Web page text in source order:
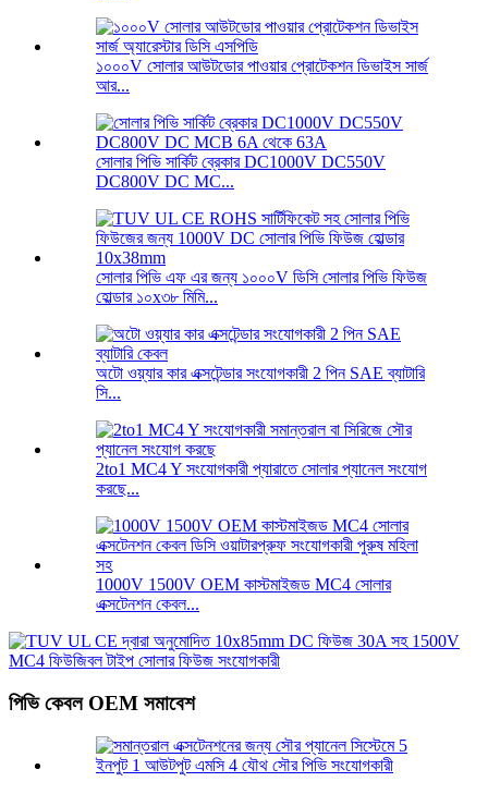
১০০০V সোলার আউটডোর পাওয়ার প্রোটেকশন ডিভাইস সার্জ
আর...
সোলার পিভি সার্কিট ব্রেকার DC1000V DC550V
DC800V DC MC...
সোলার পিভি এফ এর জন্য ১০০০V ডিসি সোলার পিভি ফিউজ
হোল্ডার ১০x৩৮ মিমি...
অটো ওয়্যার কার এক্সটেন্ডার সংযোগকারী 2 পিন SAE ব্যাটারি
সি...
2to1 MC4 Y সংযোগকারী প্যারাতে সোলার প্যানেল সংযোগ
করছে...
1000V 1500V OEM কাস্টমাইজড MC4 সোলার
এক্সটেনশন কেবল...
পিভি কেবল OEM সমাবেশ